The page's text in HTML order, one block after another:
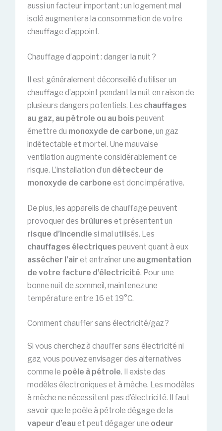
aussi un facteur important : un logement mal
isolé augmentera la consommation de votre
chauffage d’appoint.
Chauffage d’appoint : danger la nuit ?
Il est généralement déconseillé d’utiliser un
chauffage d’appoint pendant la nuit en raison de
plusieurs dangers potentiels. Les chauffages
au gaz, au pétrole ou au bois peuvent
émettre du monoxyde de carbone, un gaz
indétectable et mortel. Une mauvaise
ventilation augmente considérablement ce
risque. L’installation d’un détecteur de
monoxyde de carbone est donc impérative.
De plus, les appareils de chauffage peuvent
provoquer des brûlures et présentent un
risque d’incendie si mal utilisés. Les
chauffages électriques peuvent quant à eux
assécher l’air et entraîner une augmentation
de votre facture d’électricité. Pour une
bonne nuit de sommeil, maintenez une
température entre 16 et 19°C.
Comment chauffer sans électricité/gaz ?
Si vous cherchez à chauffer sans électricité ni
gaz, vous pouvez envisager des alternatives
comme le poêle à pétrole. Il existe des
modèles électroniques et à mèche. Les modèles
à mèche ne nécessitent pas d’électricité. Il faut
savoir que le poêle à pétrole dégage de la
vapeur d’eau et peut dégager une odeur